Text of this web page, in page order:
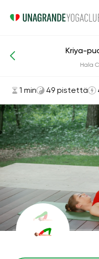
Asanat ja harjoitukset
Kriya-
Hala
1 min 49 pistettä